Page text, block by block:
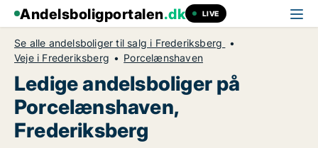
Andelsboligportalen.dk LIVE
Se alle andelsboliger til salg i Frederiksberg
Veje i Frederiksberg
Porcelænshaven
Ledige andelsboliger på
Porcelænshaven,
Frederiksberg